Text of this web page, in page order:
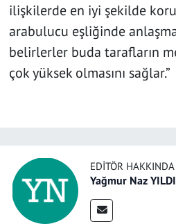
ilişkilerde en iyi şekilde
arabulucu eşliğinde
belirlerler buda tarafların
çok yüksek olmasını sağlar.”
EDITÖR HAKKINDA
Yağmur Naz